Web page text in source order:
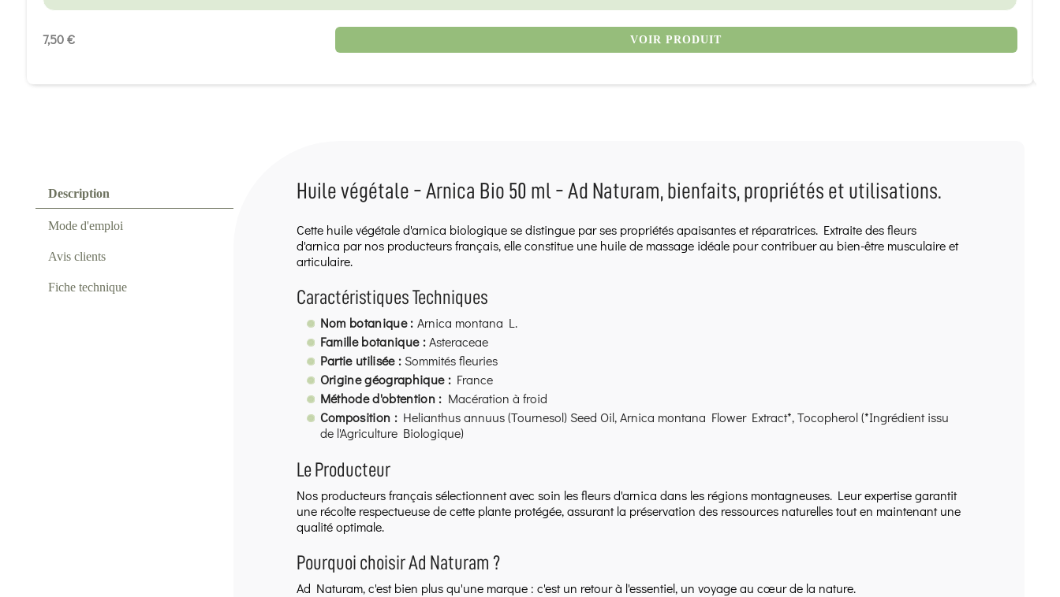
Description
Mode d'emploi
Avis clients
Fiche technique
Huile végétale - Arnica Bio 50 ml - Ad Naturam, bienfaits, propriétés et utilisations.
Cette huile végétale d'arnica biologique se distingue par ses propriétés apaisantes et réparatrices. Extraite des fleurs
d'arnica par nos producteurs français, elle constitue une huile de massage idéale pour contribuer au bien-être musculaire et
articulaire.
Caractéristiques Techniques
Nom botanique : Arnica montana L.
Famille botanique :Asteraceae
Partie utilisée : Sommités fleuries
Origine géographique :France
Méthode d'obtention : Macération à froid
Composition :Helianthus annuus (Tournesol) Seed Oil, Arnica montana Flower Extract*, Tocopherol (*Ingrédient issu
de l'Agriculture Biologique)
Le Producteur
Nos producteurs français sélectionnent avec soin les fleurs d'arnica dans les régions montagneuses. Leur expertise garantit
une récolte respectueuse de cette plante protégée, assurant la préservation des ressources naturelles tout en maintenant une
qualité optimale.
Pourquoi choisir Ad Naturam ?
Ad Naturam, c'est bien plus qu'une marque : c'est un retour à l'essentiel, un voyage au cœur de la nature.
7,50 € VOIR PRODUIT